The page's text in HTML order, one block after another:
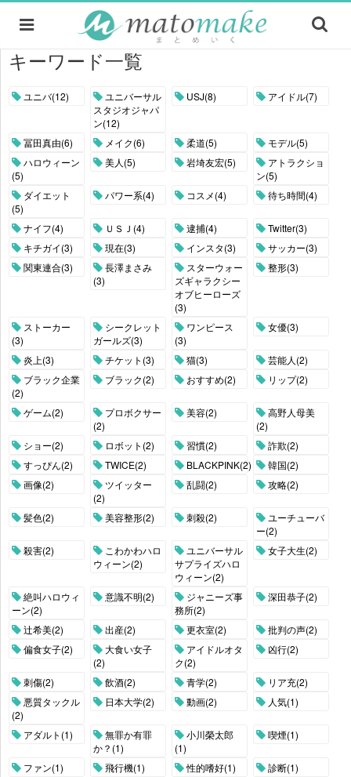
キーワード一覧
ユニバ(12)
ユニバーサル
スタジオジャパ
ン(12)
USJ(8) アイドル(7)
冨田真由(6) メイク(6) 柔道(5)
モデル(5)
ハロウィーン
(5)
美人(5) 岩埼友宏(5)
アトラクショ
ン(5)
ダイエット
(5)
パワー系(4) コスメ(4) 待ち時間(4)
ナイフ(4) ＵＳＪ(4) 逮捕(4)
Twitter(3)
キチガイ(3)
現在(3) インスタ(3)
サッカー(3)
関東連合(3)
長澤まさみ
(3)
スターウォー
ズギャラクシー
オブヒーローズ
(3)
整形(3)
ストーカー
(3)
シークレット
ガールズ(3)
ワンピース
(3)
女優(3)
炎上(3) チケット(3) 猫(3)
芸能人(2)
ブラック企業
(2)
ブラック(2) おすすめ(2) リップ(2)
ゲーム(2)
プロボクサー
(2)
美容(2)
高野人母美
(2)
ショー(2)
ロボット(2) 習慣(2)
詐欺(2)
すっぴん(2)
TWICE(2) BLACKPINK(2)
韓国(2)
画像(2)
ツイッター
(2)
乱闘(2) 攻略(2)
髪色(2) 美容整形(2) 刺殺(2)
ユーチューバ
ー(2)
殺害(2)
こわかわハロ
ウィーン(2)
ユニバーサル
サプライズハロ
ウィーン(2)
女子大生(2)
絶叫ハロウィ
ーン(2)
意識不明(2)
ジャニーズ事
務所(2)
深田恭子(2)
辻希美(2) 出産(2) 更衣室(2)
批判の声(2)
偏食女子(2)
大食い女子
(2)
アイドルオタ
ク(2)
凶行(2)
刺傷(2) 飲酒(2) 青学(2)
リア充(2)
悪質タックル
(2)
日本大学(2) 動画(2) 人気(1)
アダルト(1)
無罪か有罪
か？(1)
小川榮太郎
(1)
喫煙(1)
ファン(1) 飛行機(1) 性的嗜好(1)
診断(1)